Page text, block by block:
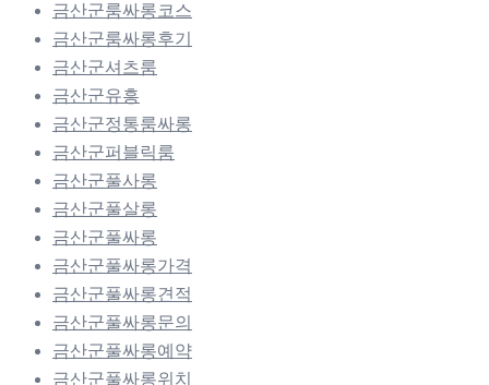
금산군룸싸롱코스
금산군룸싸롱후기
금산군셔츠룸
금산군유흥
금산군정통룸싸롱
금산군퍼블릭룸
금산군풀사롱
금산군풀살롱
금산군풀싸롱
금산군풀싸롱가격
금산군풀싸롱견적
금산군풀싸롱문의
금산군풀싸롱예약
금산군풀싸롱위치